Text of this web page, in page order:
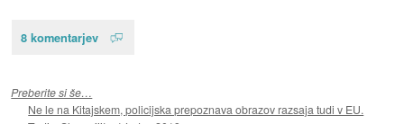
8 komentarjev
Preberite si še…
Ne le na Kitajskem, policijska prepoznava obrazov razsaja tudi v EU.